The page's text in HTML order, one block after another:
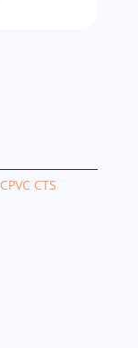
CPVC CTS